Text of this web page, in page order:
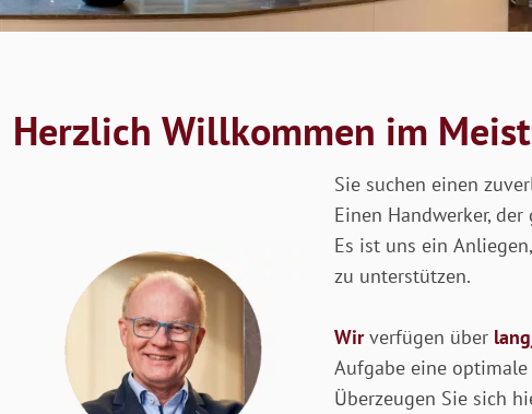
Herzlich Willkommen im
Sie suchen einen
Einen Handwerker,
Es ist uns ein
zu unterstützen.
Wirverfügen über
Aufgabe eine
Überzeugen Sie sich